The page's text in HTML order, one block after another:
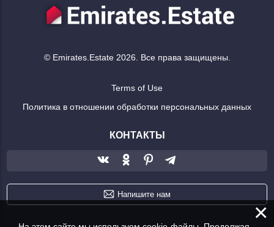
© Emirates.Estate 2026. Все права защищены.
Terms of Use
Политика в отношении обработки персональных данных
КОНТАКТЫ
Напишите нам
×